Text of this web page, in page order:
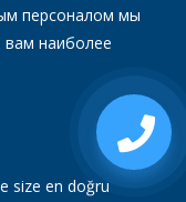
персоналом мы
наиболее
size en doğru